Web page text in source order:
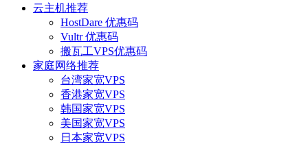
云主机推荐
HostDare 优惠码
Vultr 优惠码
搬瓦工VPS优惠码
家庭网络推荐
台湾家宽VPS
香港家宽VPS
韩国家宽VPS
美国家宽VPS
日本家宽VPS